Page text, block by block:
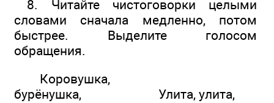
8. Читайте чистоговорки целыми
словами сначала медленно, потом
быстрее. Выделите голосом
обращения.
Коровушка,
бурёнушка, Улита, улита,